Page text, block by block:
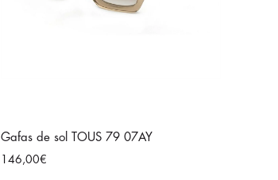
Gafas de sol TOUS 79 07AY
146,00€